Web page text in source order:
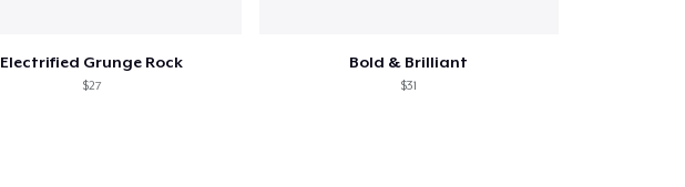
Electrified Grunge Rock
$27
Bold & Brilliant
$31